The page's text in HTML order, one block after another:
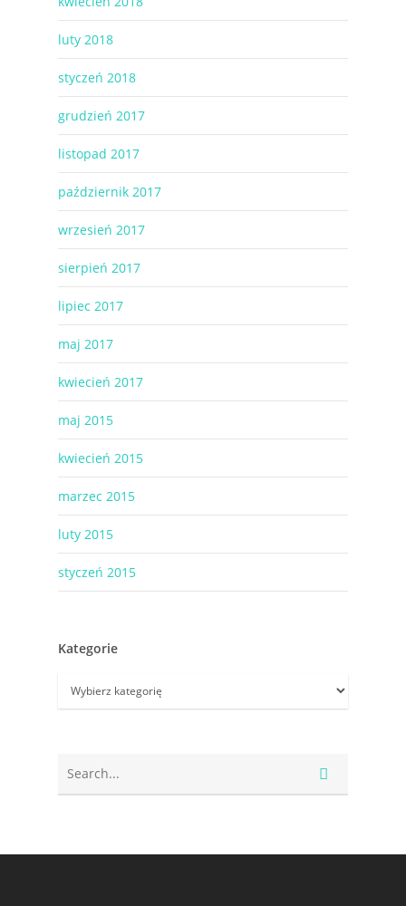
luty 2018
styczeń 2018
grudzień 2017
listopad 2017
październik 2017
wrzesień 2017
sierpień 2017
lipiec 2017
maj 2017
kwiecień 2017
maj 2015
kwiecień 2015
marzec 2015
luty 2015
styczeń 2015
Kategorie
Kategorie